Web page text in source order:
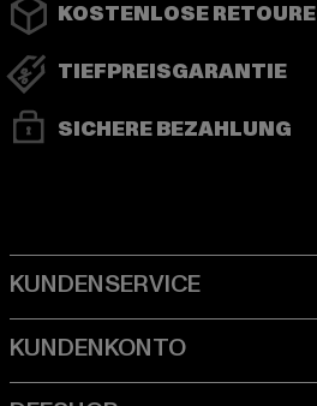
KOSTENLOSE RETOURE
TIEFPREISGARANTIE
SICHERE BEZAHLUNG